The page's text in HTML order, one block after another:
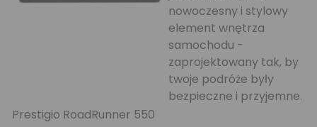
nowoczesny i stylowy
element wnętrza
samochodu -
zaprojektowany tak, by
twoje podróże były
bezpieczne i przyjemne.
Prestigio RoadRunner 550